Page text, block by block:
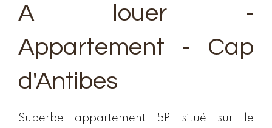
A louer -
Appartement - Cap
d'Antibes
Superbe appartement 5P situé sur le